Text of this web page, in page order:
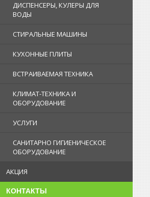
ДИСПЕНСЕРЫ, КУЛЕРЫ ДЛЯ
ВОДЫ
СТИРАЛЬНЫЕ МАШИНЫ
КУХОННЫЕ ПЛИТЫ
ВСТРАИВАЕМАЯ ТЕХНИКА
КЛИМАТ-ТЕХНИКА И
ОБОРУДОВАНИЕ
УСЛУГИ
САНИТАРНО ГИГИЕНИЧЕСКОЕ
ОБОРУДОВАНИЕ
АКЦИЯ
КОНТАКТЫ